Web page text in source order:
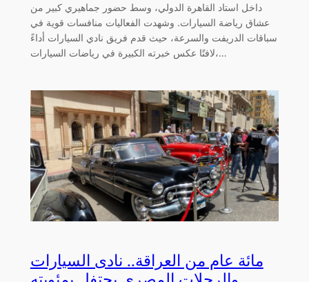
داخل استاد القاهرة الدولي، وسط حضور جماهيري كبير من
عشاق رياضة السيارات. وشهدت الفعاليات منافسات قوية في
سباقات الدريفت والسرعة، حيث قدم فريق نادي السيارات أداءً
لافتًا عكس خبرته الكبيرة في رياضات السيارات،…
مائة عام من العراقة.. نادى السيارات